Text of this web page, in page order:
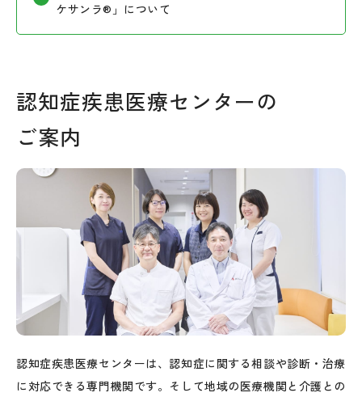
ケサンラ®」について
認知症疾患医療センターの
ご案内
認知症疾患医療センターは、認知症に関する相談や診断・治療
に対応できる専門機関です。そして地域の医療機関と介護との